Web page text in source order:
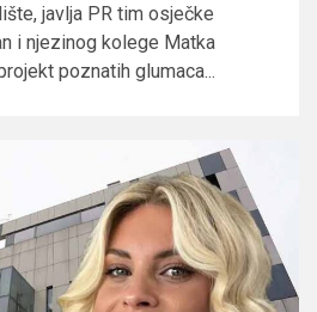
javlja PR tim osječke
i njezinog kolege Matka
poznatih glumaca...